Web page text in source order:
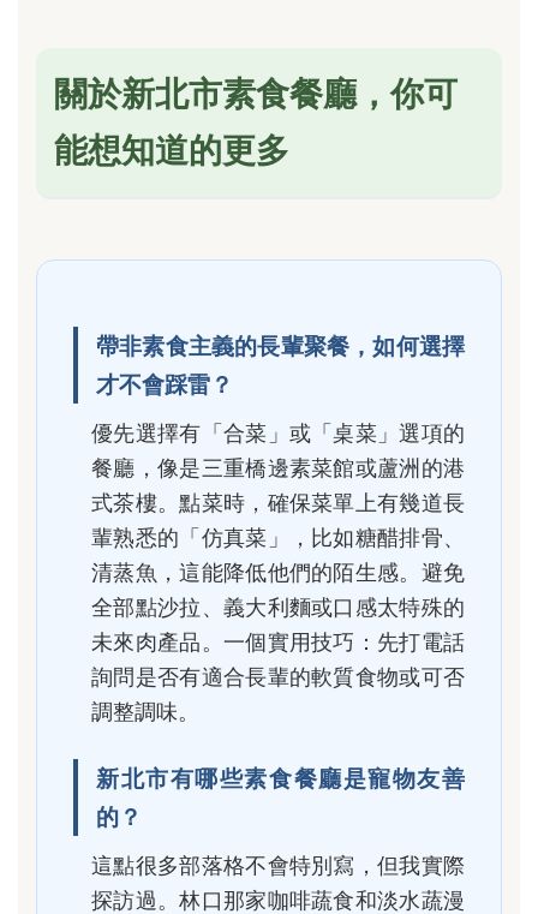
關於新北市素食餐廳，你可
能想知道的更多
帶非素食主義的長輩聚餐，如何選擇
才不會踩雷？
優先選擇有「合菜」或「桌菜」選項的
餐廳，像是三重橋邊素菜館或蘆洲的港
式茶樓。點菜時，確保菜單上有幾道長
輩熟悉的「仿真菜」，比如糖醋排骨、
清蒸魚，這能降低他們的陌生感。避免
全部點沙拉、義大利麵或口感太特殊的
未來肉產品。一個實用技巧：先打電話
詢問是否有適合長輩的軟質食物或可否
調整調味。
新北市有哪些素食餐廳是寵物友善
的？
這點很多部落格不會特別寫，但我實際
探訪過。林口那家咖啡蔬食和淡水蔬漫